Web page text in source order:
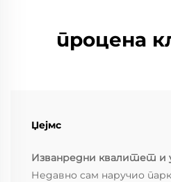
процена
Џејмс
Изванредни квалитет и
Недавно сам наручио